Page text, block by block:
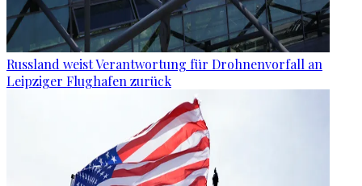
Russland weist Verantwortung für Drohnenvorfall an
Leipziger Flughafen zurück